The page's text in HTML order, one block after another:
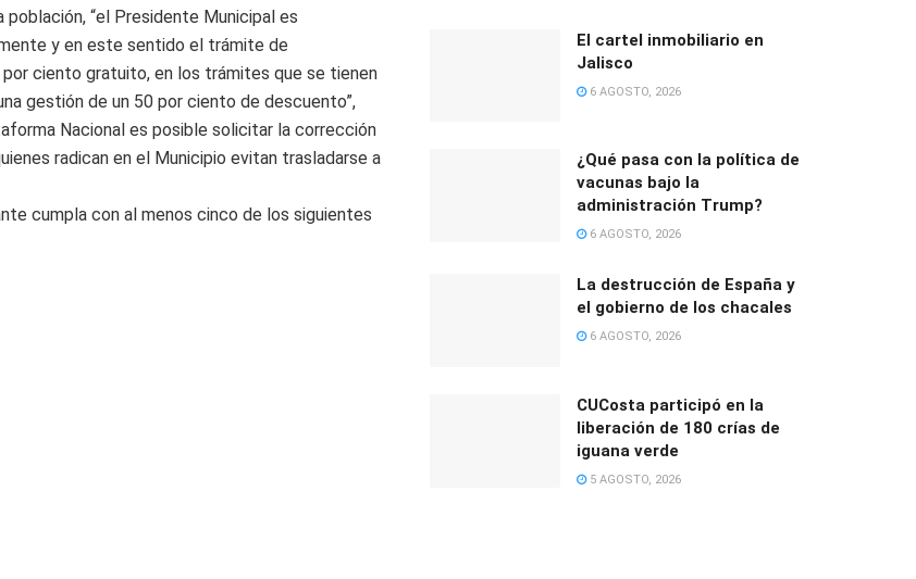
“el Presidente Municipal es
y en este sentido el trámite de
ciento gratuito, en los trámites que se tienen
gestión de un 50 por ciento de descuento”,
Nacional es posible solicitar la corrección
radican en el Municipio evitan trasladarse a
cumpla con al menos cinco de los siguientes
El cartel inmobiliario en
Jalisco
6 AGOSTO, 2026
¿Qué pasa con la política de
vacunas bajo la
administración Trump?
6 AGOSTO, 2026
La destrucción de España y
el gobierno de los chacales
6 AGOSTO, 2026
CUCosta participó en la
liberación de 180 crías de
iguana verde
5 AGOSTO, 2026